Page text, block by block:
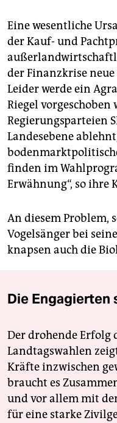
Eine wesentliche
der Kauf- und
der Finanzkrise
Leider werde ein
Riegel vorgeschoben
Regierungsparteien
Landesebene
finden im
Erwähnung“, so ihre
An diesem Problem,
Vogelsänger bei
knapsen auch die
Die Engagierten
Der drohende Erfolg
Landtagswahlen
Kräfte inzwischen
braucht es
und vor allem mit
für eine starke